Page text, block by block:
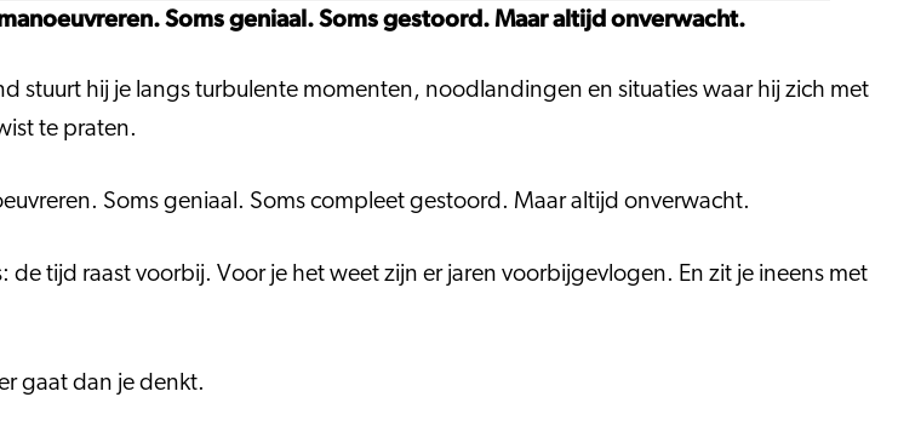
Soms geniaal. Soms gestoord. Maar altijd onverwacht.
stuurt hij je langs turbulente momenten, noodlandingen en situaties waar hij zich met
te praten.
Soms geniaal. Soms compleet gestoord. Maar altijd onverwacht.
tijd raast voorbij. Voor je het weet zijn er jaren voorbijgevlogen. En zit je ineens met
gaat dan je denkt.